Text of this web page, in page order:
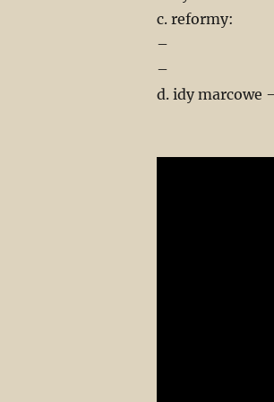
c. reformy:
–
–
d. idy marcowe